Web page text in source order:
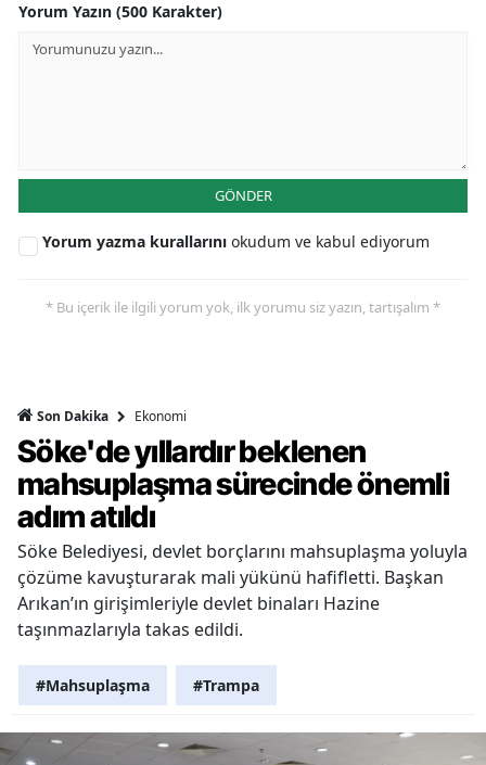
Yorum Yazın (500 Karakter)
GÖNDER
Yorum yazma kurallarını okudum ve kabul ediyorum
* Bu içerik ile ilgili yorum yok, ilk yorumu siz yazın, tartışalım *
Son Dakika Ekonomi
Söke'de yıllardır beklenen
mahsuplaşma sürecinde önemli
adım atıldı
Söke Belediyesi, devlet borçlarını mahsuplaşma yoluyla
çözüme kavuşturarak mali yükünü hafifletti. Başkan
Arıkan’ın girişimleriyle devlet binaları Hazine
taşınmazlarıyla takas edildi.
#Mahsuplaşma #Trampa